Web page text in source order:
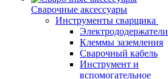
Сварочные аксессуары
Инструменты сварщика
Электрододержатели
Клеммы заземления
Сварочный кабель
Инструмент и
вспомогательное